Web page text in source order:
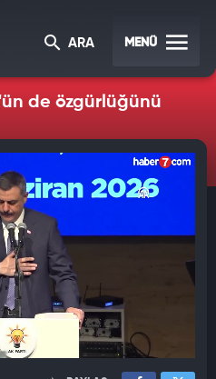
ARA MENÜ
de özgürlüğünü